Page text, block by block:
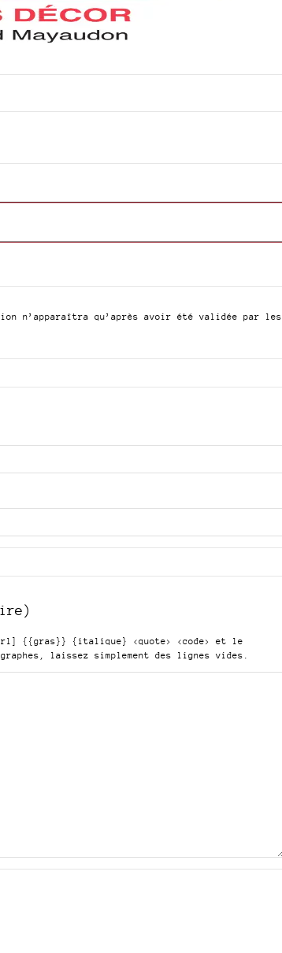
n’apparaîtra qu’après avoir été validée par les
{{gras}} {italique} <quote> <code>
et le
laissez simplement des lignes vides.